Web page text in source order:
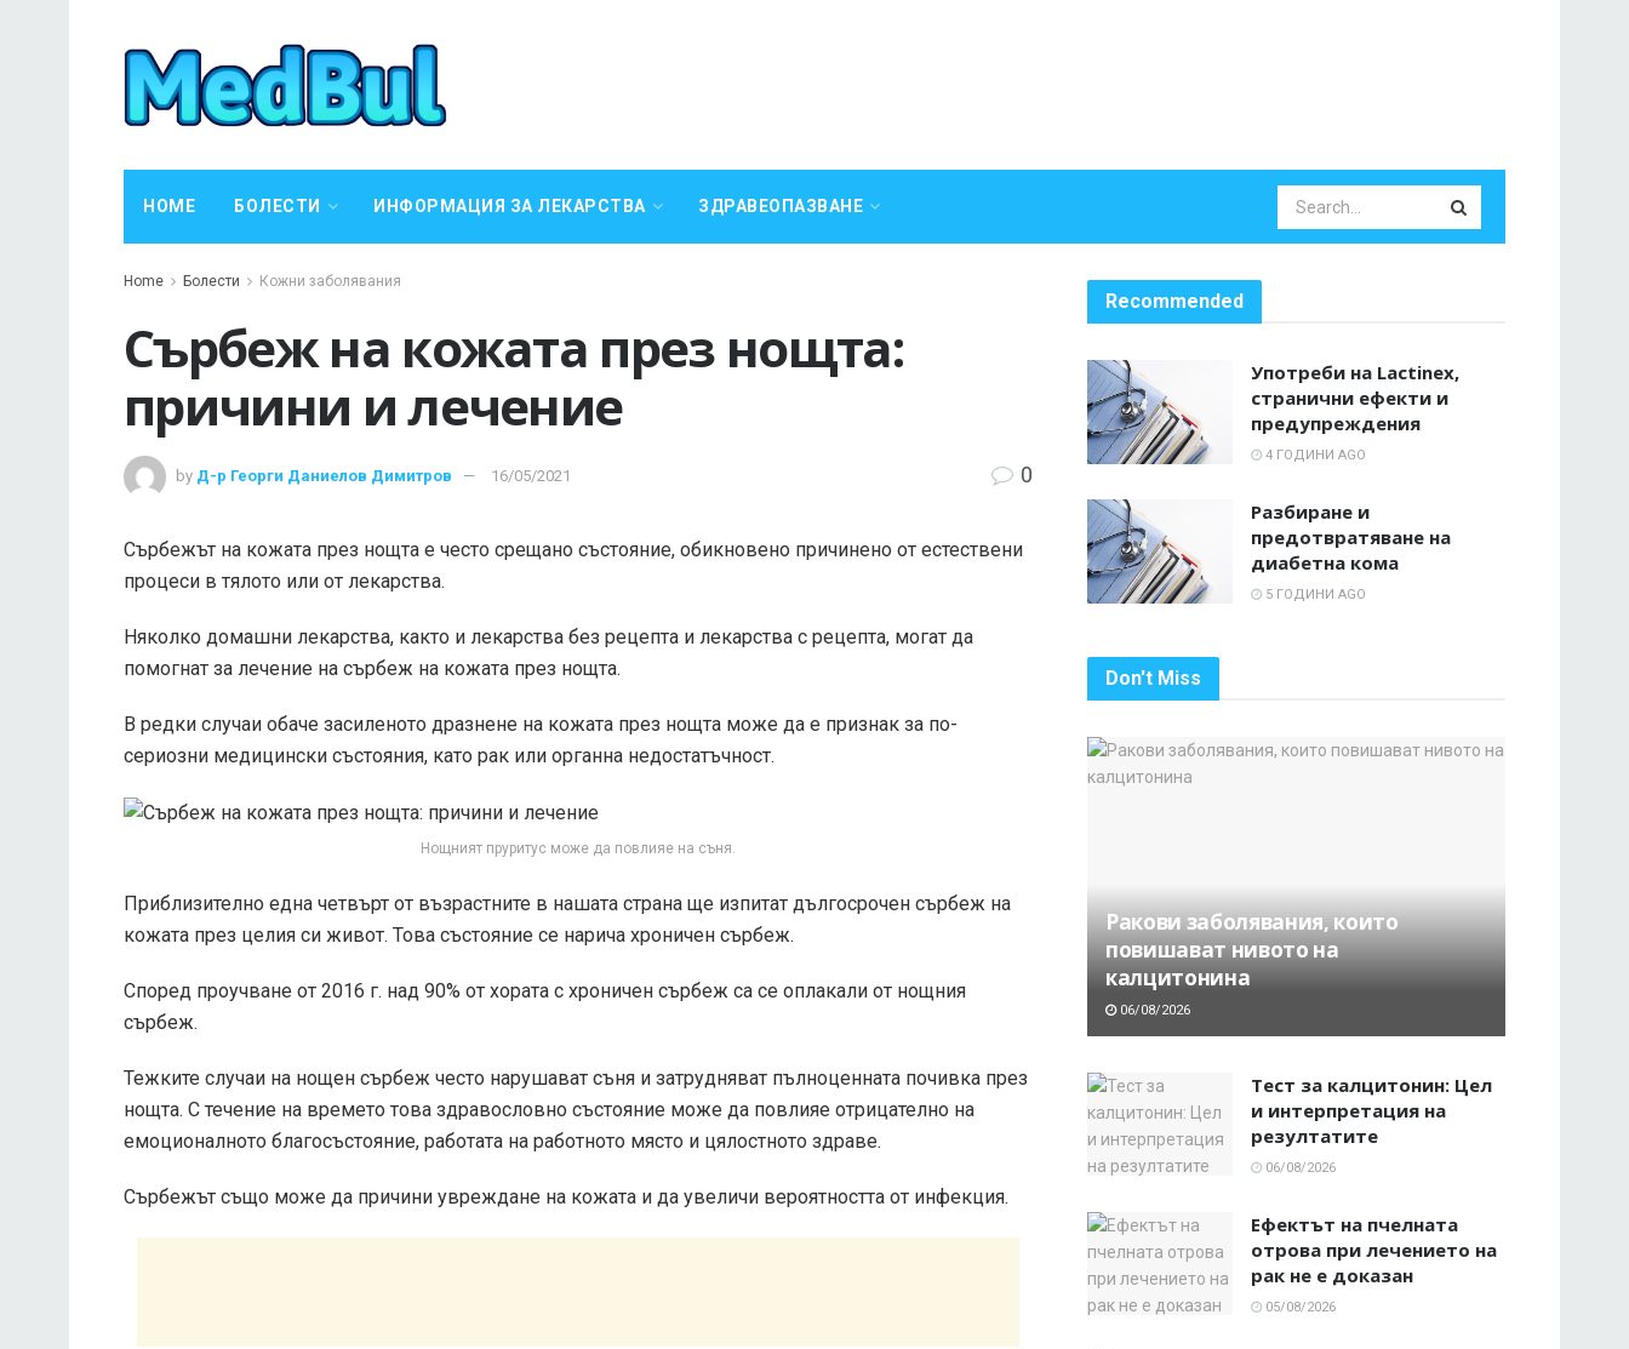
HOME БОЛЕСТИ ИНФОРМАЦИЯ ЗА ЛЕКАРСТВА ЗДРАВЕОПАЗВАНЕ
Home Болести Кожни заболявания
Сърбеж на кожата през нощта:
причини и лечение
by Д-р Георги Даниелов Димитров 16/05/2021 0
Сърбежът на кожата през нощта е често срещано състояние, обикновено причинено от естествени
процеси в тялото или от лекарства.
Няколко домашни лекарства, както и лекарства без рецепта и лекарства с рецепта, могат да
помогнат за лечение на сърбеж на кожата през нощта.
В редки случаи обаче засиленото дразнене на кожата през нощта може да е признак за по-
сериозни медицински състояния, като рак или органна недостатъчност.
Нощният пруритус може да повлияе на съня.
Приблизително една четвърт от възрастните в нашата страна ще изпитат дългосрочен сърбеж на
кожата през целия си живот. Това състояние се нарича хроничен сърбеж.
Според проучване от 2016 г. над 90% от хората с хроничен сърбеж са се оплакали от нощния
сърбеж.
Тежките случаи на нощен сърбеж често нарушават съня и затрудняват пълноценната почивка през
нощта. С течение на времето това здравословно състояние може да повлияе отрицателно на
емоционалното благосъстояние, работата на работното място и цялостното здраве.
Сърбежът също може да причини увреждане на кожата и да увеличи вероятността от инфекция.
Recommended
Употреби на Lactinex,
странични ефекти и
предупреждения
4 ГОДИНИ AGO
Разбиране и
предотвратяване на
диабетна кома
5 ГОДИНИ AGO
Don't Miss
Ракови заболявания, които
повишават нивото на
калцитонина
06/08/2026
Тест за калцитонин: Цел
и интерпретация на
резултатите
06/08/2026
Ефектът на пчелната
отрова при лечението на
рак не е доказан
05/08/2026